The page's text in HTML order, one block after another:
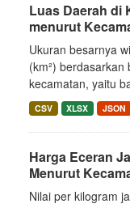
Luas Daerah di
menurut
Ukuran besarnya
(km²)
kecamatan, yaitu
CSV XLSX JSON
Harga Eceran
Menurut
Nilai per kilogram